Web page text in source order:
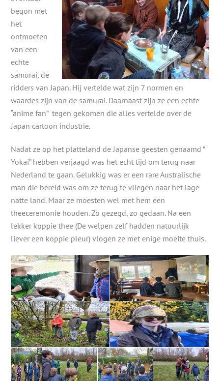
begon met
het
ontmoeten
van een
echte
samurai, de
ridders van Japan. Hij vertelde wat zijn 7 normen en
waardes zijn van de samurai. Daarnaast zijn ze een echte
“anime fan” tegen gekomen die alles vertelde over de
Japan cartoon industrie.
Nadat ze op het platteland de Japanse geesten genaamd ”
Yokai” hebben verjaagd was het echt tijd om terug naar
Nederland te gaan. Gelukkig was er een rare Australische
man die bereid was om ze terug te vliegen naar het lage
natte land. Maar ze moesten wel met hem een
theeceremonie houden. Zo gezegd, zo gedaan. Na een
lekker koppie thee (De welpen zelf hadden natuurlijk
liever een koppie pleur) vlogen ze met enige moeite thuis.